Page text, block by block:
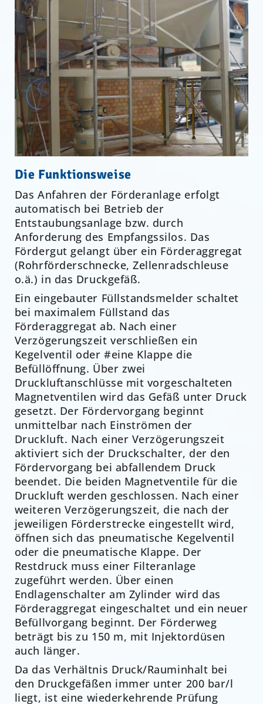
Die Funktionsweise
Das Anfahren der Förderanlage erfolgt
automatisch bei Betrieb der
Entstaubungsanlage bzw. durch
Anforderung des Empfangssilos. Das
Fördergut gelangt über ein Förderaggregat
(Rohrförderschnecke, Zellenradschleuse
o.ä.) in das Druckgefäß.
Ein eingebauter Füllstandsmelder schaltet
bei maximalem Füllstand das
Förderaggregat ab. Nach einer
Verzögerungszeit verschließen ein
Kegelventil oder #eine Klappe die
Befüllöffnung. Über zwei
Druckluftanschlüsse mit vorgeschalteten
Magnetventilen wird das Gefäß unter Druck
gesetzt. Der Fördervorgang beginnt
unmittelbar nach Einströmen der
Druckluft. Nach einer Verzögerungszeit
aktiviert sich der Druckschalter, der den
Fördervorgang bei abfallendem Druck
beendet. Die beiden Magnetventile für die
Druckluft werden geschlossen. Nach einer
weiteren Verzögerungszeit, die nach der
jeweiligen Förderstrecke eingestellt wird,
öffnen sich das pneumatische Kegelventil
oder die pneumatische Klappe. Der
Restdruck muss einer Filteranlage
zugeführt werden. Über einen
Endlagenschalter am Zylinder wird das
Förderaggregat eingeschaltet und ein neuer
Befüllvorgang beginnt. Der Förderweg
beträgt bis zu 150 m, mit Injektordüsen
auch länger.
Da das Verhältnis Druck/Rauminhalt bei
den Druckgefäßen immer unter 200 bar/l
liegt, ist eine wiederkehrende Prüfung